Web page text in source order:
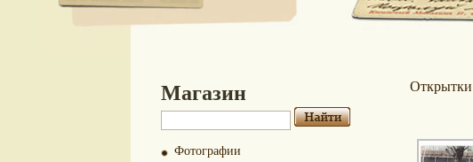
Магазин
Фотографии
Открытки